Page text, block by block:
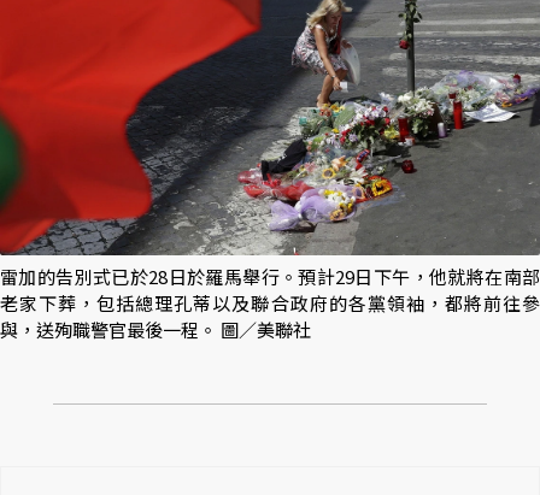
雷加的告別式已於28日於羅馬舉行。預計29日下午，他就將在南部
老家下葬，包括總理孔蒂以及聯合政府的各黨領袖，都將前往參
與，送殉職警官最後一程。 圖／美聯社